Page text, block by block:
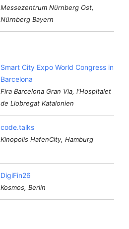
Messezentrum Nürnberg Ost,
Nürnberg Bayern
Smart City Expo World Congress in
Barcelona
Fira Barcelona Gran Via, l'Hospitalet
de Llobregat Katalonien
code.talks
Kinopolis HafenCity, Hamburg
DigiFin26
Kosmos, Berlin